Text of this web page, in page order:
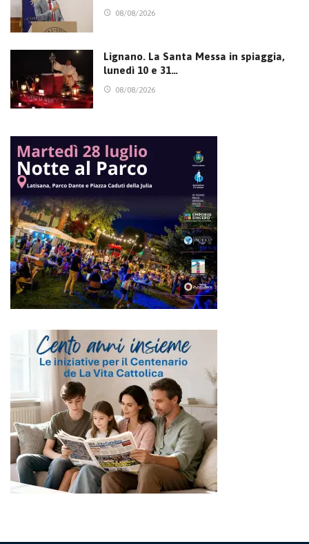
08/08/2026
Lignano. La Santa Messa in spiaggia,
lunedì 10 e 31…
08/08/2026